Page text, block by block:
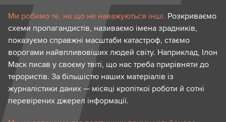
Ми робимо те, на що не наважуються інші. Розкриваємо
схеми пропагандистів, називаємо імена зрадників,
показуємо справжні масштаби катастроф, стаємо
ворогами найвпливовіших людей світу. Наприклад, Ілон
Маск писав у своєму твіті, що нас треба прирівняти до
терористів. За більшістю наших матеріалів із
журналістики даних — місяці кропіткої роботи й сотні
перевірених джерел інформації.